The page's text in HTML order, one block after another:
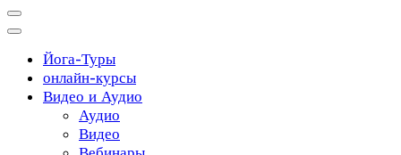
Йога-Туры
онлайн-курсы
Видео и Аудио
Аудио
Видео